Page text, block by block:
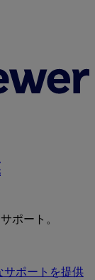
ポート。
サポートを提供